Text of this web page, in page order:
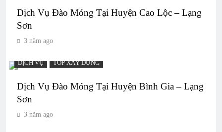
Dịch Vụ Đào Móng Tại Huyện Cao Lộc – Lạng
Sơn
3 năm ago
DỊCH VỤ TOP XÂY DỰNG
Dịch Vụ Đào Móng Tại Huyện Bình Gia – Lạng
Sơn
3 năm ago